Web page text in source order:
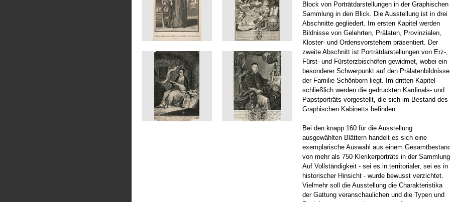
Block von Porträtdarstellungen in der Graphischen
Sammlung in den Blick. Die Ausstellung ist in drei
Abschnitte gegliedert. Im ersten Kapitel werden
Bildnisse von Gelehrten, Prälaten, Provinzialen,
Kloster- und Ordensvorstehern präsentiert. Der
zweite Abschnitt ist Porträtdarstellungen von Erz-,
Fürst- und Fürsterzbischöfen gewidmet, wobei ein
besonderer Schwerpunkt auf den
der Familie Schönborn liegt. Im dritten Kapitel
schließlich werden die gedruckten Kardinals- und
Papstporträts vorgestellt, die sich im Bestand des
Graphischen Kabinetts befinden.
Bei den knapp 160 für die Ausstellung
ausgewählten Blättern handelt es sich eine
exemplarische Auswahl aus einem Gesamtbestand
von mehr als 750 Klerikerporträts in der
Auf Vollständigkeit - sei es in territorialer, sei es in
historischer Hinsicht - wurde bewusst verzichtet.
Vielmehr soll die Ausstellung die Charakteristika
der Gattung veranschaulichen und die Typen und